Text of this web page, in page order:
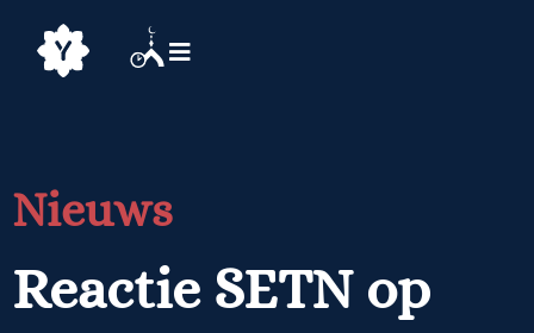
Nieuws
Reactie SETN op